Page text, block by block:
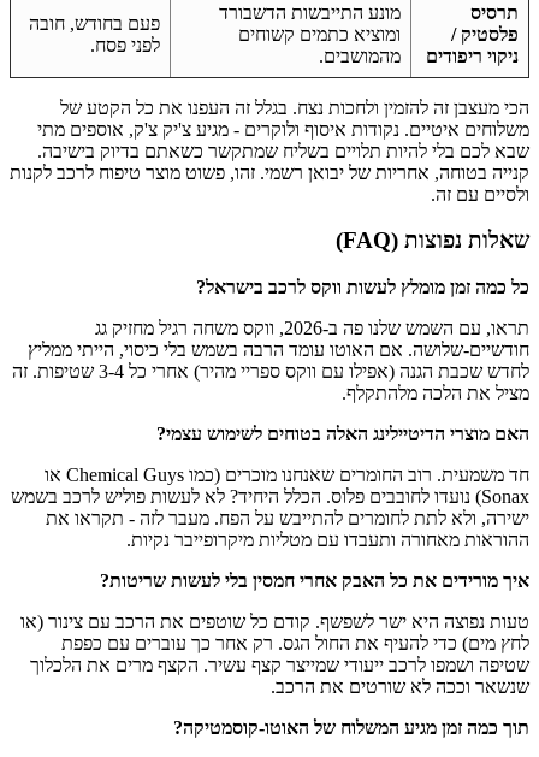
תרסיס
פלסטיק /
ניקוי ריפודים
מונע התייבשות הדשבורד
ומוציא כתמים קשוחים
מהמושבים.
פעם בחודש, חובה
לפני פסח.
הכי מעצבן זה להזמין ולחכות נצח. בגלל זה העפנו את כל הקטע של
משלוחים איטיים. נקודות איסוף ולוקרים - מגיע צ'יק צ'ק, אוספים מתי
שבא לכם בלי להיות תלויים בשליח שמתקשר כשאתם בדיוק בישיבה.
קנייה בטוחה, אחריות של יבואן רשמי. זהו, פשוט מוצר טיפוח לרכב לקנות
ולסיים עם זה.
שאלות נפוצות (FAQ)
כל כמה זמן מומלץ לעשות ווקס לרכב בישראל?
תראו, עם השמש שלנו פה ב-2026, ווקס משחה רגיל מחזיק גג
חודשיים-שלושה. אם האוטו עומד הרבה בשמש בלי כיסוי, הייתי ממליץ
לחדש שכבת הגנה (אפילו עם ווקס ספריי מהיר) אחרי כל 3-4 שטיפות. זה
מציל את הלכה מלהתקלף.
האם מוצרי הדיטיילינג האלה בטוחים לשימוש עצמי?
חד משמעית. רוב החומרים שאנחנו מוכרים (כמו Chemical Guys או
Sonax) נועדו לחובבים פלוס. הכלל היחיד? לא לעשות פוליש לרכב בשמש
ישירה, ולא לתת לחומרים להתייבש על הפח. מעבר לזה - תקראו את
ההוראות מאחורה ותעבדו עם מטליות מיקרופייבר נקיות.
איך מורידים את כל האבק אחרי חמסין בלי לעשות שריטות?
טעות נפוצה היא ישר לשפשף. קודם כל שוטפים את הרכב עם צינור (או
לחץ מים) כדי להעיף את החול הגס. רק אחר כך עוברים עם כפפת
שטיפה ושמפו לרכב ייעודי שמייצר קצף עשיר. הקצף מרים את הלכלוך
שנשאר וככה לא שורטים את הרכב.
תוך כמה זמן מגיע המשלוח של האוטו-קוסמטיקה?